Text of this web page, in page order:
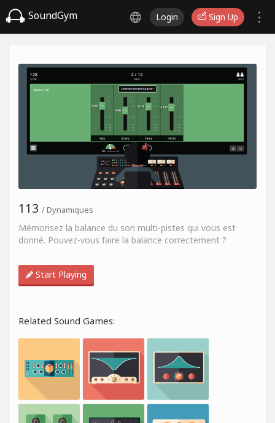
SoundGym Login Sign Up
113 / Dynamiques
Mémorisez la balance du son multi-pistes qui vous est
donné. Pouvez-vous faire la balance correctement ?
Start Playing
Related Sound Games: